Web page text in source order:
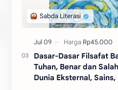
Dasar-Dasar Filsafat
Tuhan, Benar dan
Dunia Eksternal,